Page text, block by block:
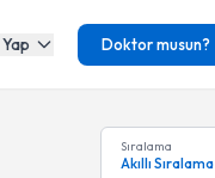
Doktor musun?
Sıralama
Akıllı Sıralama